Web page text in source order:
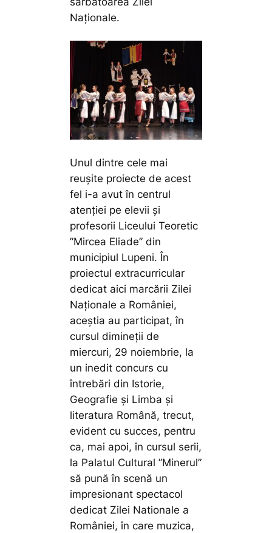
Naționale.
Unul dintre cele mai
reușite proiecte de acest
fel i-a avut în centrul
atenției pe elevii și
profesorii Liceului Teoretic
”Mircea Eliade” din
municipiul Lupeni. În
proiectul extracurricular
dedicat aici marcării Zilei
Naționale a României,
aceștia au participat, în
cursul dimineții de
miercuri, 29 noiembrie, la
un inedit concurs cu
întrebări din Istorie,
Geografie și Limba și
literatura Română, trecut,
evident cu succes, pentru
ca, mai apoi, în cursul serii,
la Palatul Cultural ”Minerul”
să pună în scenă un
impresionant spectacol
dedicat Zilei Nationale a
României, în care muzica,